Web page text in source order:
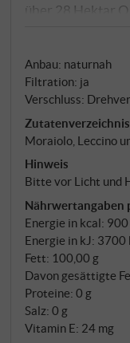
über 28 Hektar
traditionellen
abwechselnden
Feldern – eine
toskanische
Jahrhunderten
davon ein Teil in
ausschließlich der
Moraiolo,
Hand geerntet,
Anbau: naturnah
Filtration: ja
Verschluss:
Zutatenverzeichnis
Moraiolo, Leccino
Hinweis
Bitte vor Licht und
Nährwertangaben
Energie in kcal:
Energie in kJ: 3700
Fett: 100,00 g
Davon gesättigte
Proteine: 0 g
Salz: 0 g
Vitamin E: 24 mg